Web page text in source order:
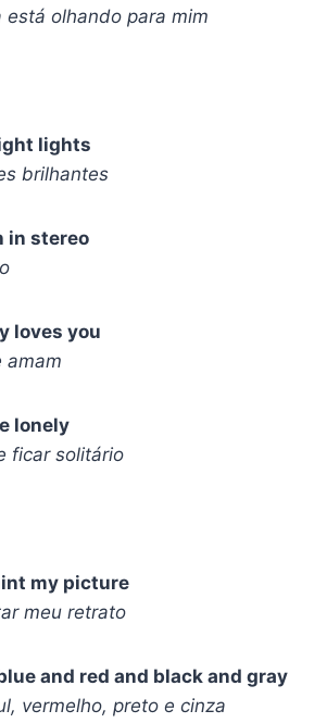
está olhando para mim
lights
brilhantes
in stereo
loves you
amam
lonely
ficar solitário
my picture
meu retrato
and red and black and gray
vermelho, preto e cinza